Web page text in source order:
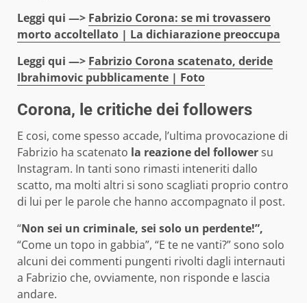
Leggi qui —> Fabrizio Corona: se mi trovassero
morto accoltellato | La dichiarazione preoccupa
Leggi qui —> Fabrizio Corona scatenato, deride
Ibrahimovic pubblicamente | Foto
Corona, le critiche dei followers
E cosi, come spesso accade, l’ultima provocazione di
Fabrizio ha scatenato la reazione del followersu
Instagram. In tanti sono rimasti inteneriti dallo
scatto, ma molti altri si sono scagliati proprio contro
di lui per le parole che hanno accompagnato il post.
“Non sei un criminale, sei solo un perdente!”,
“Come un topo in gabbia”, “E te ne vanti?” sono solo
alcuni dei commenti pungenti rivolti dagli internauti
a Fabrizio che, ovviamente, non risponde e lascia
andare.